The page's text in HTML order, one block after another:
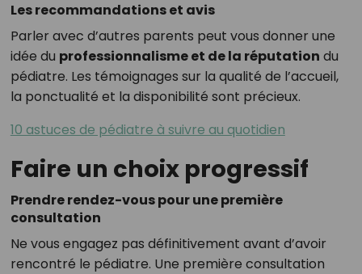
Les recommandations et avis
Parler avec d’autres parents peut vous donner une
idée du professionnalisme et de la réputation du
pédiatre. Les témoignages sur la qualité de l’accueil,
la ponctualité et la disponibilité sont précieux.
10 astuces de pédiatre à suivre au quotidien
Faire un choix progressif
Prendre rendez-vous pour une première
consultation
Ne vous engagez pas définitivement avant d’avoir
rencontré le pédiatre. Une première consultation